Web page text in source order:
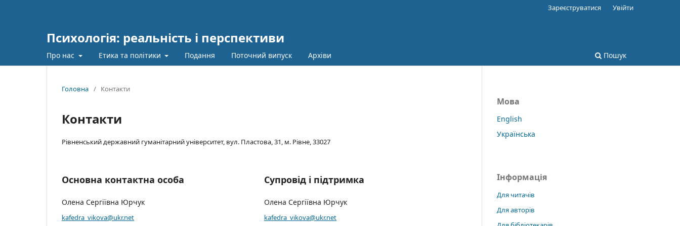
Психологія: реальність і перспективи
Про нас Етика та політики Подання Поточний випуск Архіви Пошук
Зареєструватися Увійти
Головна / Контакти
Контакти
Рівненський державний гуманітарний університет, вул. Пластова, 31, м. Рівне, 33027
Основна контактна особа
Олена Сергіївна Юрчук
kafedra_vikova@ukr.net
Супровід і підтримка
Олена Сергіївна Юрчук
kafedra_vikova@ukr.net
Мова
English
Українська
Інформація
Для читачів
Для авторів